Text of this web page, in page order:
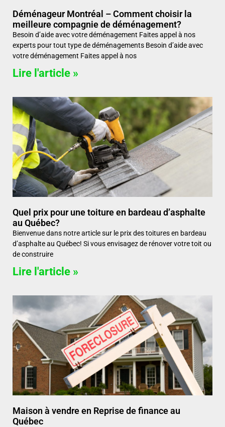
Déménageur Montréal – Comment choisir la
meilleure compagnie de déménagement?
Besoin d’aide avec votre déménagement Faites appel à nos
experts pour tout type de déménagements Besoin d’aide avec
votre déménagement Faites appel à nos
Lire l'article »
Quel prix pour une toiture en bardeau d’asphalte
au Québec?
Bienvenue dans notre article sur le prix des toitures en bardeau
d’asphalte au Québec! Si vous envisagez de rénover votre toit ou
de construire
Lire l'article »
Maison à vendre en Reprise de finance au
Québec